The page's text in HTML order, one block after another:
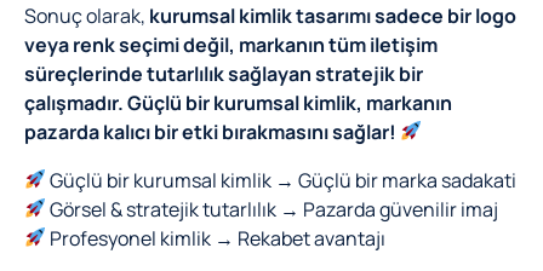
Sonuç olarak, kurumsal kimlik tasarımı sadece bir logo
veya renk seçimi değil, markanın tüm iletişim
süreçlerinde tutarlılık sağlayan stratejik bir
çalışmadır.Güçlü bir kurumsal kimlik, markanın
pazarda kalıcı bir etki bırakmasını sağlar!
Güçlü bir kurumsal kimlik → Güçlü bir marka sadakati
Görsel & stratejik tutarlılık → Pazarda güvenilir imaj
Profesyonel kimlik → Rekabet avantajı